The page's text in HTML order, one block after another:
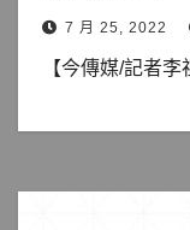
7 月 25, 2022
【今傳媒/記者